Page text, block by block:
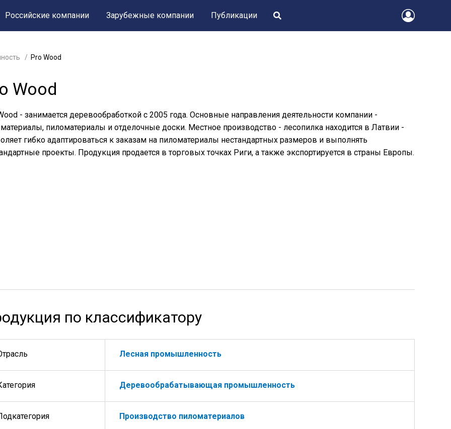
Российские компании Зарубежные компании Публикации
Pro Wood
Wood
- занимается деревообработкой с 2005 года. Основные направления деятельности компании -
пиломатериалы и отделочные доски. Местное производство - лесопилка находится в Латвии -
гибко адаптироваться к заказам на пиломатериалы нестандартных размеров и выполнять
проекты. Продукция продается в торговых точках Риги, а также экспортируется в страны Европы.
по классификатору
Лесная промышленность
Деревообрабатывающая промышленность
Производство пиломатериалов